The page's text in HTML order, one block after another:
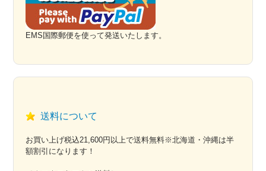
EMS国際郵便を使って発送いたします。
送料について
お買い上げ税込21,600円以上で送料無料※北海道・沖縄は半
額割引になります！